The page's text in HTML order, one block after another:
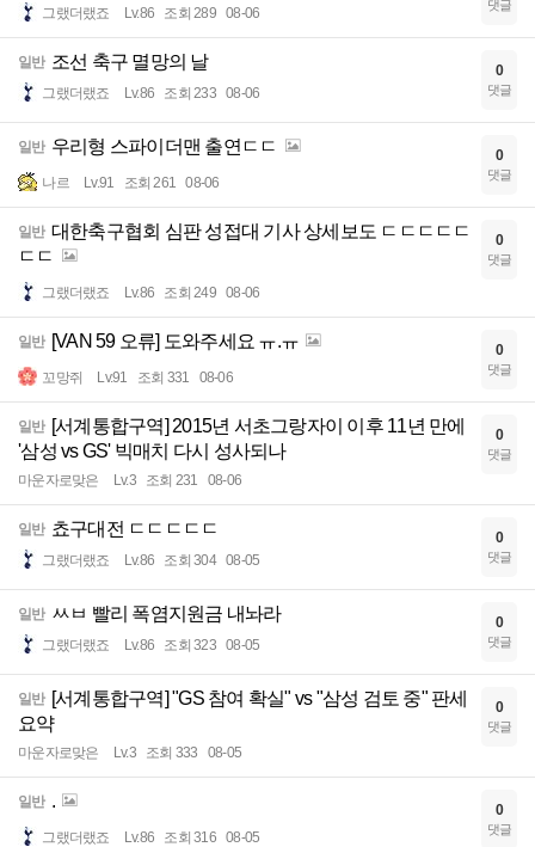
그랬더랬죠 Lv.86 조회 289 08-06 댓글
일반 조선 축구 멸망의 날
그랬더랬죠 Lv.86 조회 233 08-06
0
댓글
일반 우리형 스파이더맨 출연ㄷㄷ
나르 Lv.91 조회 261 08-06
0
댓글
일반 대한축구협회 심판 성접대 기사 상세보도 ㄷㄷㄷㄷㄷ
ㄷㄷ
그랬더랬죠 Lv.86 조회 249 08-06
0
댓글
일반 [VAN 59 오류] 도와주세요 ㅠ.ㅠ
꼬망쥐 Lv.91 조회 331 08-06
0
댓글
일반 [서계통합구역] 2015년 서초그랑자이 이후 11년 만에
'삼성 vs GS' 빅매치 다시 성사되나
마운자로맞은 Lv.3 조회 231 08-06
0
댓글
일반 쵸구대전 ㄷㄷㄷㄷㄷ
그랬더랬죠 Lv.86 조회 304 08-05
0
댓글
일반 ㅆㅂ 빨리 폭염지원금 내놔라
그랬더랬죠 Lv.86 조회 323 08-05
0
댓글
일반 [서계통합구역] "GS 참여 확실" vs "삼성 검토 중" 판세
요약
마운자로맞은 Lv.3 조회 333 08-05
0
댓글
일반 .
그랬더랬죠 Lv.86 조회 316 08-05
0
댓글